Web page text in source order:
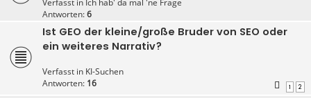
Verfasst in Ich hab' da mal 'ne Frage
Antworten:6
Ist GEO der kleine/große Bruder von SEO oder
ein weiteres Narrativ?
Verfasst in KI-Suchen
Antworten: 16 1 2